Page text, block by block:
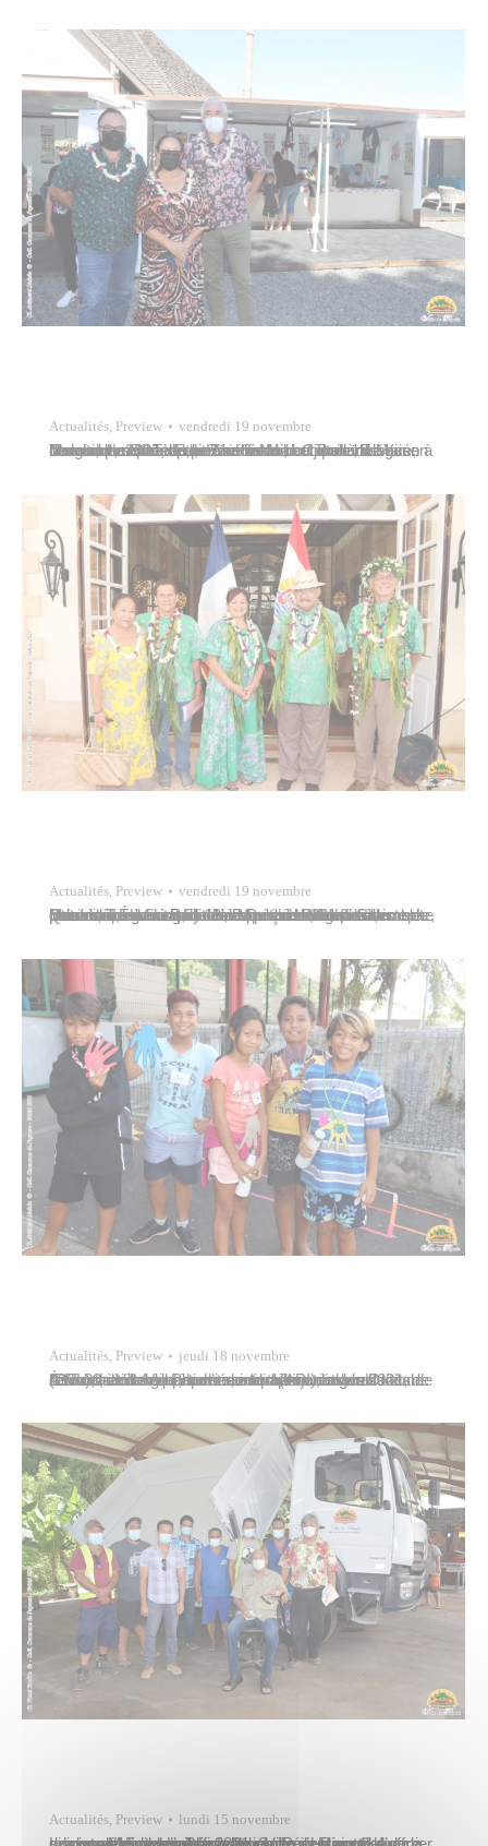
Actualités, Preview vendredi 19 novembre
Manouche Lehartel, conseillère municipale déléguée à la culture, représentait Tavana Michel Buillard à l’ouverture officielle du 21e Salon du Livre à la Maison de la culture – Te Fare Tauhiti Nui, ce jeudi 18 novembre 2021, en présence du haut-commissaire, Dominique Sorain, de Heremoana Maamaatuaiahutapu, ministre de la Culture, de Yann Teagai, directeur de la…
Actualités, Preview vendredi 19 novembre
Quatre nouveaux académiciens étaient officiellement intronisés le vendredi 19 novembre 2021 à la présidence de la Polynésie française, en présence du président Édouard Fritch, du président de l’assemblée, Gaston Tong Sang, du vice-président Jean-Christophe Bouissou, du ministre de la Culture Heremoana Maamaatuaiahutapu et de Manouche Lehartel, conseillère municipale de Papeete déléguée à la culture, qui…
Actualités, Preview jeudi 18 novembre
À l’occasion de la Journée internationale des Droits de l’enfant, et dans le cadre de son projet éducatif local (PEL), la Ville de Papeete, en partenariat avec l’association Agir pour l’insertion (API), organisait une rencontre inter-quartiers sur le thème des droits et devoirs de l’enfant, le mercredi 17 novembre 2021, de 13 h 30 à…
Actualités, Preview lundi 15 novembre